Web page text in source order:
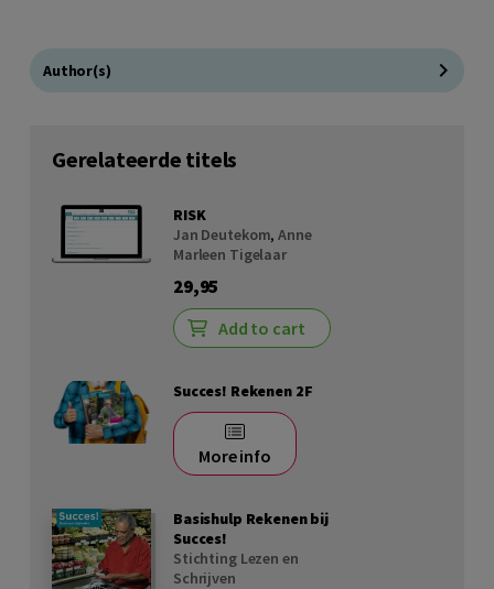
Author(s)
Gerelateerde titels
RISK
Jan Deutekom,Anne
Marleen Tigelaar
29,95
Add to cart
Succes! Rekenen 2F
More info
Basishulp Rekenen bij
Succes!
Stichting Lezen en
Schrijven